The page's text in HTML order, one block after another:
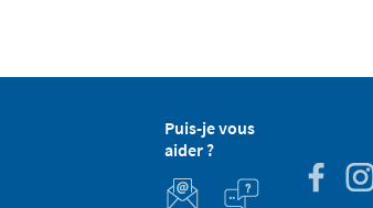
Puis-je vous
aider ?